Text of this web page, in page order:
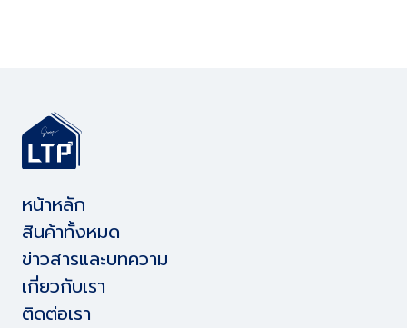
หน้าหลัก
สินค้าทั้งหมด
ข่าวสารและบทความ
เกี่ยวกับเรา
ติดต่อเรา